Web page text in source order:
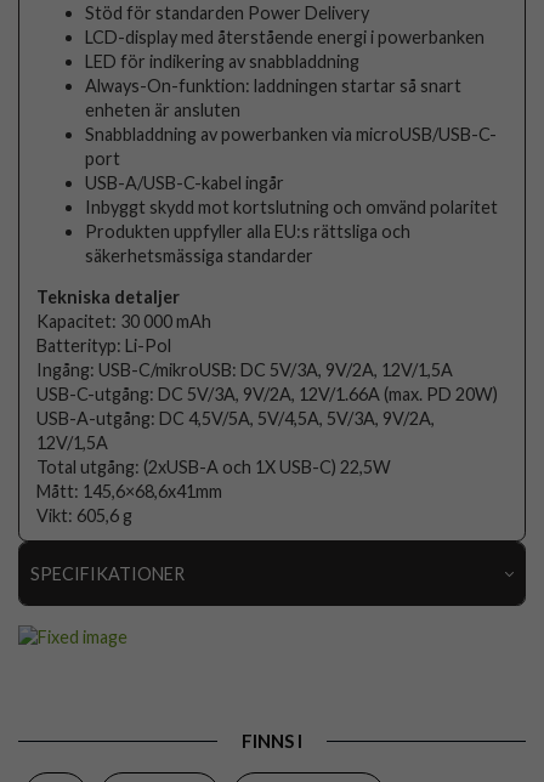
Stöd för standarden Power Delivery
LCD-display med återstående energi i powerbanken
LED för indikering av snabbladdning
Always-On-funktion: laddningen startar så snart
enheten är ansluten
Snabbladdning av powerbanken via microUSB/USB-C-
port
USB-A/USB-C-kabel ingår
Inbyggt skydd mot kortslutning och omvänd polaritet
Produkten uppfyller alla EU:s rättsliga och
säkerhetsmässiga standarder
Tekniska detaljer
Kapacitet: 30 000 mAh
Batterityp: Li-Pol
Ingång: USB-C/mikroUSB: DC 5V/3A, 9V/2A, 12V/1,5A
USB-C-utgång: DC 5V/3A, 9V/2A, 12V/1.66A (max. PD 20W)
USB-A-utgång: DC 4,5V/5A, 5V/4,5A, 5V/3A, 9V/2A,
12V/1,5A
Total utgång: (2xUSB-A och 1X USB-C) 22,5W
Mått: 145,6×68,6x41mm
Vikt: 605,6 g
SPECIFIKATIONER
FINNS I